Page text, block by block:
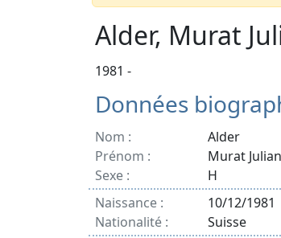
Alder, Murat
1981 -
Données
Nom :
Alder
Prénom :
Murat Julian
Sexe :
H
Naissance :
10/12/1981
Nationalité :
Suisse